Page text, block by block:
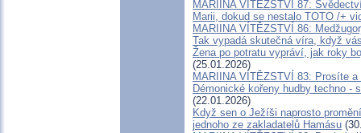
MARIINA VÍTĚZSTVÍ 87:
Marii, dokud se nestalo TOTO /+
MARIINA VÍTĚZSTVÍ 86:
Tak vypadá skutečná víra, když
Žena po potratu vypráví, jak roky
(25.01.2026)
MARIINA VÍTĚZSTVÍ 83: Prosíte
Démonické kořeny hudby techno -
(22.01.2026)
Když sen o Ježíši naprosto
jednoho ze zakladatelů Hamásu